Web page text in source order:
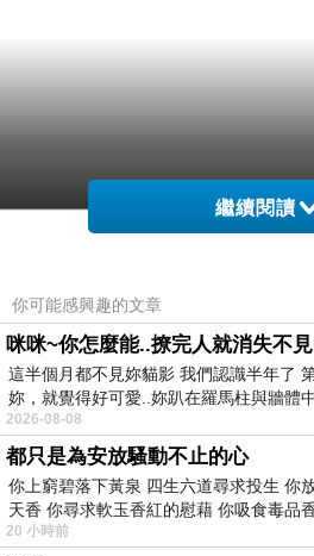
繼續閱讀
你可能感興趣的文章
咪咪~你怎麼能..撩完人就消失不
這半個月都不見妳貓影 我們認識半年了
妳，就覺得好可愛..妳趴在羅馬柱與牆體
2026-08-08
都只是為安放騷動不止的心
你上窮碧落下黃泉 四生六道尋求投生 你
天香 你尋求軟玉香紅的慰藉 你吸食毒品
20 小時前